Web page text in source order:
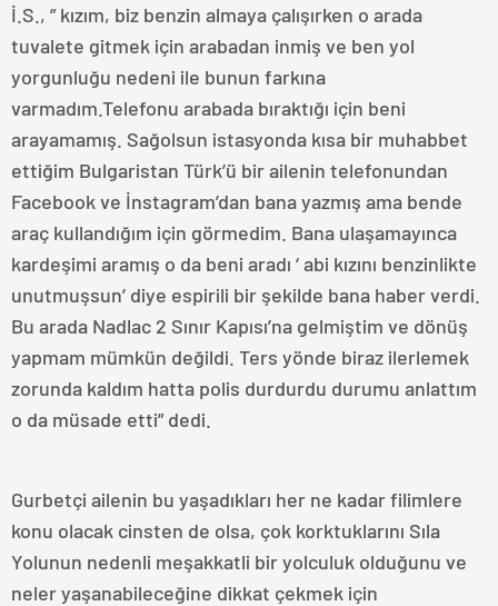
İ.S., ” kızım, biz benzin almaya çalışırken o arada
tuvalete gitmek için arabadan inmiş ve ben yol
yorgunluğu nedeni ile bunun farkına
varmadım.Telefonu arabada bıraktığı için beni
arayamamış. Sağolsun istasyonda kısa bir muhabbet
ettiğim Bulgaristan Türk’ü bir ailenin telefonundan
Facebook ve İnstagram’dan bana yazmış ama bende
araç kullandığım için görmedim. Bana ulaşamayınca
kardeşimi aramış o da beni aradı ‘ abi kızını benzinlikte
unutmuşsun’ diye espirili bir şekilde bana haber verdi.
Bu arada Nadlac 2 Sınır Kapısı’na gelmiştim ve dönüş
yapmam mümkün değildi. Ters yönde biraz ilerlemek
zorunda kaldım hatta polis durdurdu durumu anlattım
o da müsade etti” dedi.
Gurbetçi ailenin bu yaşadıkları her ne kadar filimlere
konu olacak cinsten de olsa, çok korktuklarını Sıla
Yolunun nedenli meşakkatli bir yolculuk olduğunu ve
neler yaşanabileceğine dikkat çekmek için